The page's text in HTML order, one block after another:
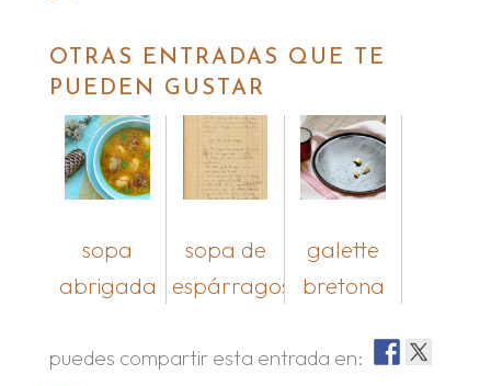
OTRAS ENTRADAS QUE TE
PUEDEN GUSTAR
sopa
abrigada
sopa de
espárragos
galette
bretona
puedes compartir esta entrada en: